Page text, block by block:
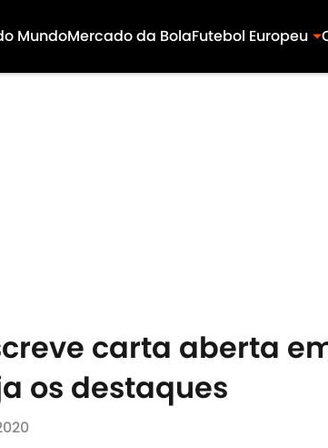
MundoMercado da BolaFutebol Europeu
carta aberta
os destaques